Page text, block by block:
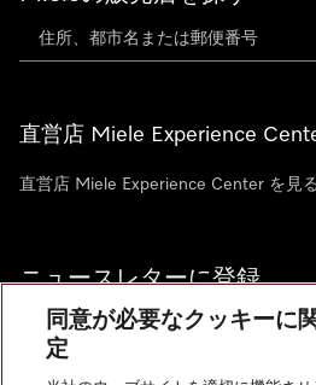
直営店 Miele Experience
直営店 Miele Experience Center を見る
ニュースレターに登録
同意が必要なクッキーに
定